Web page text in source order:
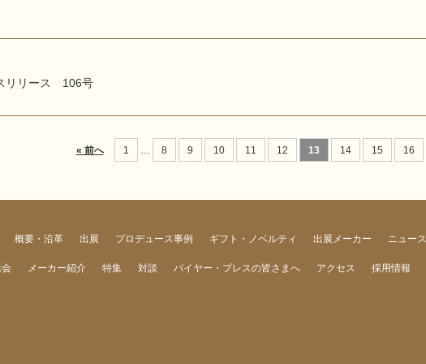
リリース 106号
« 前へ 1 8 9 10 11 12 13 14 15 16
概要・沿革 出展 プロデュース事例 ギフト・ノベルティ 出展メーカー ニュー
メーカー紹介 特集 対談 バイヤー・プレスの皆さまへ アクセス 採用情報